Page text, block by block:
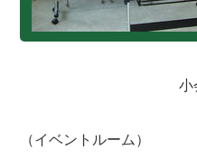
小会議室
大
（イベントルーム）